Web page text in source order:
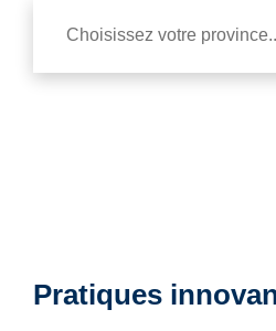
Pratiques